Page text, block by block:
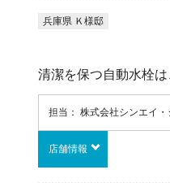
兵庫県 Ｋ様邸
清潔を保つ自動水栓は
担当： 株式会社シンエイ
店舗情報